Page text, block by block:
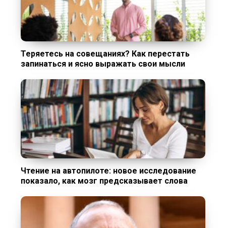
Теряетесь на совещаниях? Как перестать
запинаться и ясно выражать свои мысли
Чтение на автопилоте: новое исследование
показало, как мозг предсказывает слова